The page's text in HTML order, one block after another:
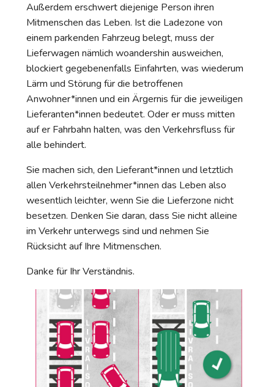
Außerdem erschwert diejenige Person ihren
Mitmenschen das Leben. Ist die Ladezone von
einem parkenden Fahrzeug belegt, muss der
Lieferwagen nämlich woandershin ausweichen,
blockiert gegebenenfalls Einfahrten, was wiederum
Lärm und Störung für die betroffenen
Anwohner*innen und ein Ärgernis für die jeweiligen
Lieferanten*innen bedeutet. Oder er muss mitten
auf er Fahrbahn halten, was den Verkehrsfluss für
alle behindert.
Sie machen sich, den Lieferant*innen und letztlich
allen Verkehrsteilnehmer*innen das Leben also
wesentlich leichter, wenn Sie die Lieferzone nicht
besetzen. Denken Sie daran, dass Sie nicht alleine
im Verkehr unterwegs sind und nehmen Sie
Rücksicht auf Ihre Mitmenschen.
Danke für Ihr Verständnis.